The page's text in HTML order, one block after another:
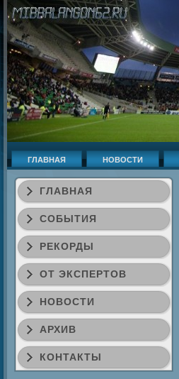
ГЛАВНАЯ НОВОСТИ
ГЛАВНАЯ
СОБЫТИЯ
РЕКОРДЫ
ОТ ЭКСПЕРТОВ
НОВОСТИ
АРХИВ
КОНТАКТЫ